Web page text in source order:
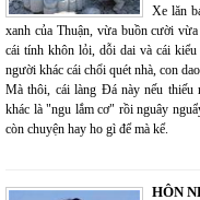
Xe lăn
xanh của Thuận, vừa buồn cười
cái tính khôn lỏi, dỗi dai và cái
người khác cái chổi quét nhà, con
Mà thôi, cái làng Đá này nếu thiếu
khác là "ngu lắm cơ" rồi nguây
còn chuyện hay ho gì để mà kể.
HÔN